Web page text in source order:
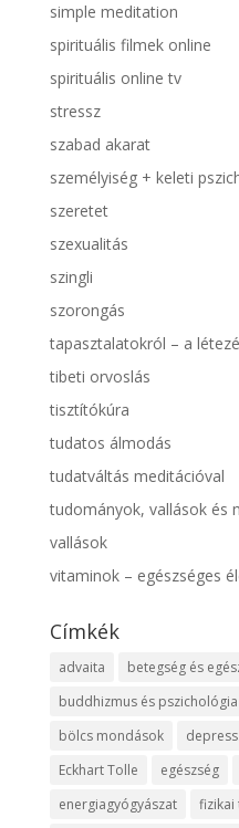
simple meditation
spirituális filmek online
spirituális online tv
stressz
szabad akarat
személyiség + keleti
szeretet
szexualitás
szingli
szorongás
tapasztalatokról – a
tibeti orvoslás
tisztítókúra
tudatos álmodás
tudatváltás meditációval
tudományok, vallások és
vallások
vitaminok – egészséges
Címkék
advaita betegség és
buddhizmus és pszichológia
bölcs mondások
Eckhart Tolle
egészség
energiagyógyászat
fizikai